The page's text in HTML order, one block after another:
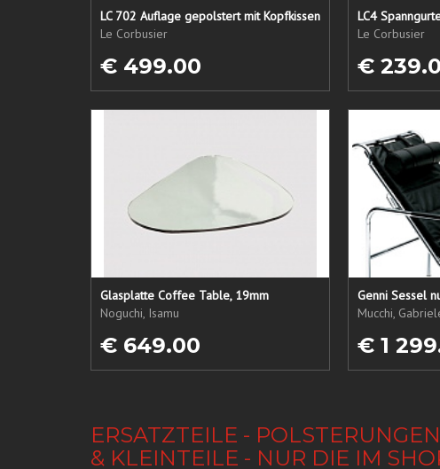
LC 702 Auflage gepolstert mit Kopfkissen
Le Corbusier
€ 499.00
LC4
Le Corbusier
€
Glasplatte Coffee Table, 19mm
Noguchi, Isamu
€ 649.00
Genni Sessel
Mucchi,
€ 1
ERSATZTEILE -
& KLEINTEILE - NUR DIE IM